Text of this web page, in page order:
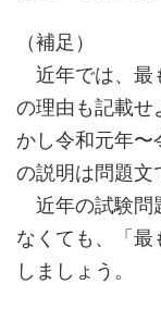
（補足）
近年では、最
の理由も記載せ
かし令和元年〜
の説明は問題文
近年の試験問
なくても、「最
しましょう。